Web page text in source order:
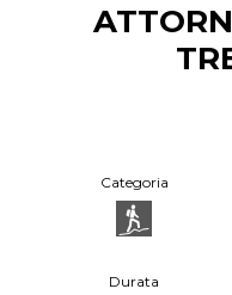
Categoria
Durata